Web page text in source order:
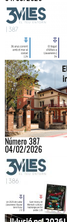
Número 387
04/02/2026